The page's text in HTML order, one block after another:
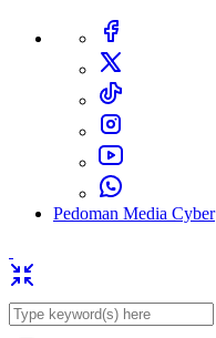
Pedoman Media Cyber